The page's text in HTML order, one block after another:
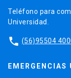
Teléfono para
Universidad.
phone (56)95504
EMERGENCIAS